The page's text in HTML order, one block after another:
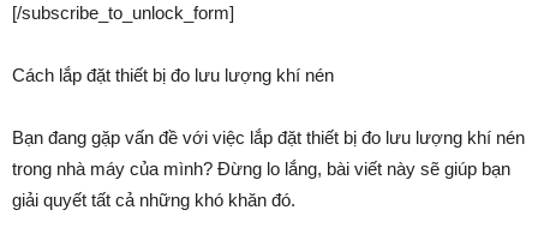
[/subscribe_to_unlock_form]
Cách lắp đặt thiết bị đo lưu lượng khí nén
Bạn đang gặp vấn đề với việc lắp đặt thiết bị đo lưu lượng khí nén
trong nhà máy của mình? Đừng lo lắng, bài viết này sẽ giúp bạn
giải quyết tất cả những khó khăn đó.